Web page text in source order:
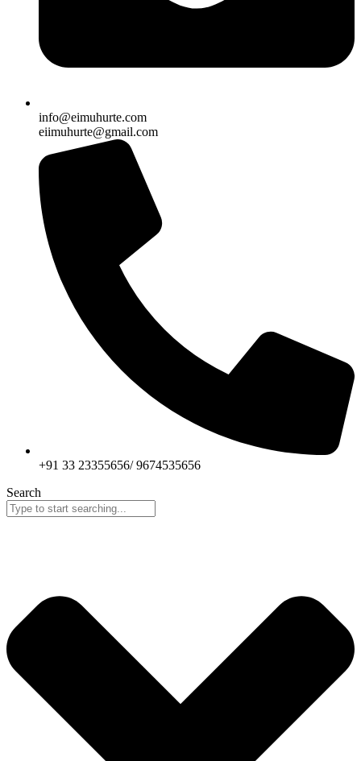
info@eimuhurte.com
eiimuhurte@gmail.com
+91 33 23355656/ 9674535656
Search